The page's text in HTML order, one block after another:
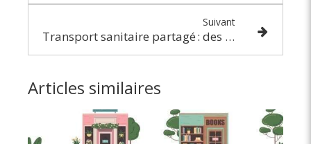
Suivant
Transport sanitaire partagé : des mesures incitatives !
Articles similaires